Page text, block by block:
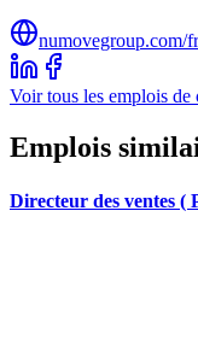
numovegroup.com/
Voir tous les emplois de
Emplois
Directeur des ventes (